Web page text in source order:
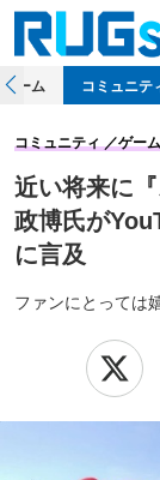
ホーム コミュニテ
近い将来に
政博氏が
に言及
ファンにとっては
コミュニティ ゲー